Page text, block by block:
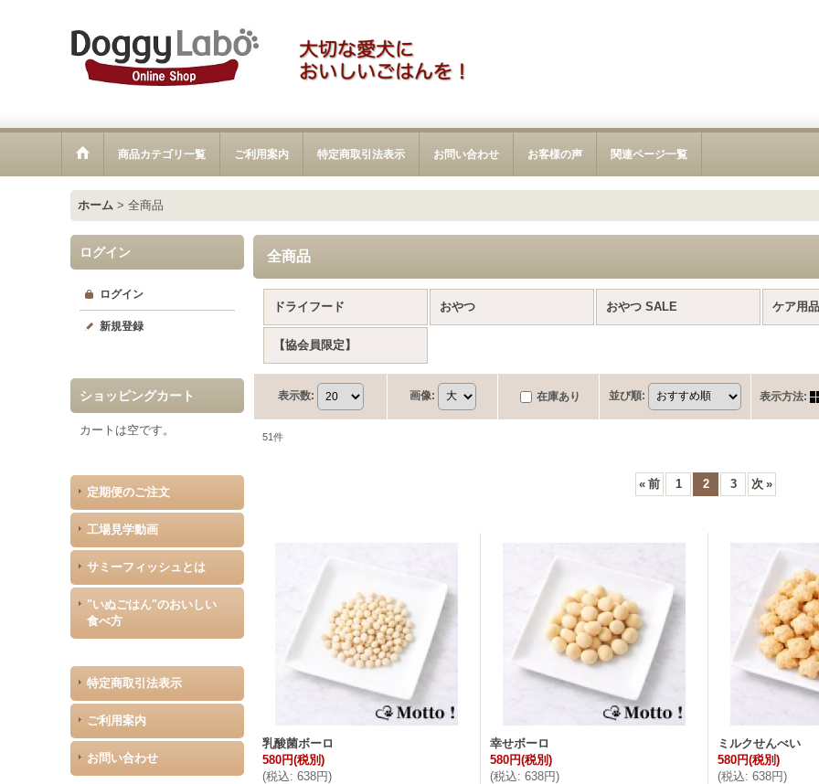
商品カテゴリ一覧 ご利用案内 特定商取引法表示 お問い合わせ お客様の声 関連ページ一覧
ホーム > 全商品
ログイン
ログイン
新規登録
ショッピングカート
カートは空です。
定期便のご注文
工場見学動画
サミーフィッシュとは
"いぬごはん"のおいしい
食べ方
特定商取引法表示
ご利用案内
お問い合わせ
全商品
ドライフード おやつ おやつ SALE ケア用
【協会員限定】
表示数: 画像: 在庫あり 並び順: 表示方法:
51件
« 前 1 2 3 次 »
乳酸菌ボーロ
580円(税別)
(税込: 638円)
幸せボーロ
580円(税別)
(税込: 638円)
ミルクせんべい
580円(税別)
(税込: 638円)